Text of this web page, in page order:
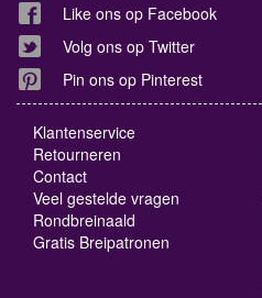
Like ons op Facebook
Volg ons op Twitter
Pin ons op Pinterest
Klantenservice
Retourneren
Contact
Veel gestelde vragen
Rondbreinaald
Gratis Breipatronen